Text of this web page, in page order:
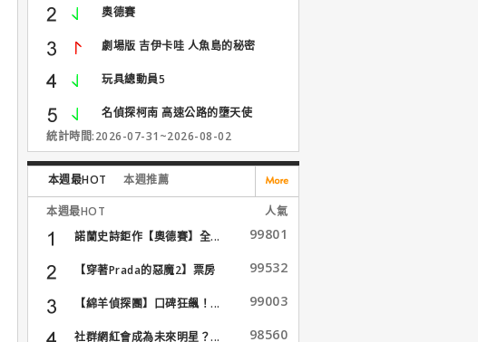
奧德賽
劇場版 吉伊卡哇 人魚島的秘密
玩具總動員5
名偵探柯南 高速公路的墮天使
統計時間:2026-07-31~2026-08-02
本週最HOT 本週推薦
本週最HOT
人氣
諾蘭史詩鉅作【奧德賽】全...
99801
【穿著Prada的惡魔2】票房
99532
【綿羊偵探團】口碑狂飆！... 99003
社群網紅會成為未來明星？... 98560